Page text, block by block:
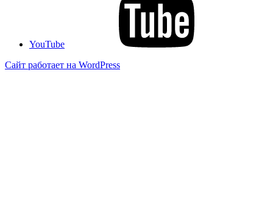
YouTube
Сайт работает на WordPress